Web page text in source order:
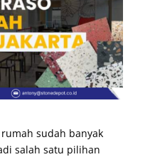
sudah banyak
salah satu pilihan